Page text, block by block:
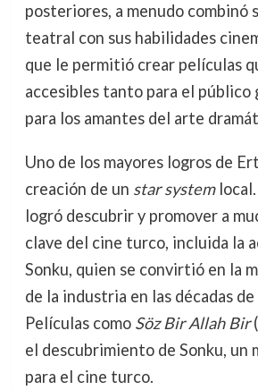
posteriores, a menudo combinó
teatral con sus habilidades
que le permitió crear películas
accesibles tanto para el público
para los amantes del arte
Uno de los mayores logros de
creación de un star systemlocal.
logró descubrir y promover a
clave del cine turco, incluida la
Sonku, quien se convirtió en la
de la industria en las décadas
Películas como Söz Bir Allah Bir
el descubrimiento de Sonku, un
para el cine turco.